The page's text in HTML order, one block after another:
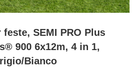
feste, SEMI PRO Plus
900 6x12m, 4 in 1,
Bianco